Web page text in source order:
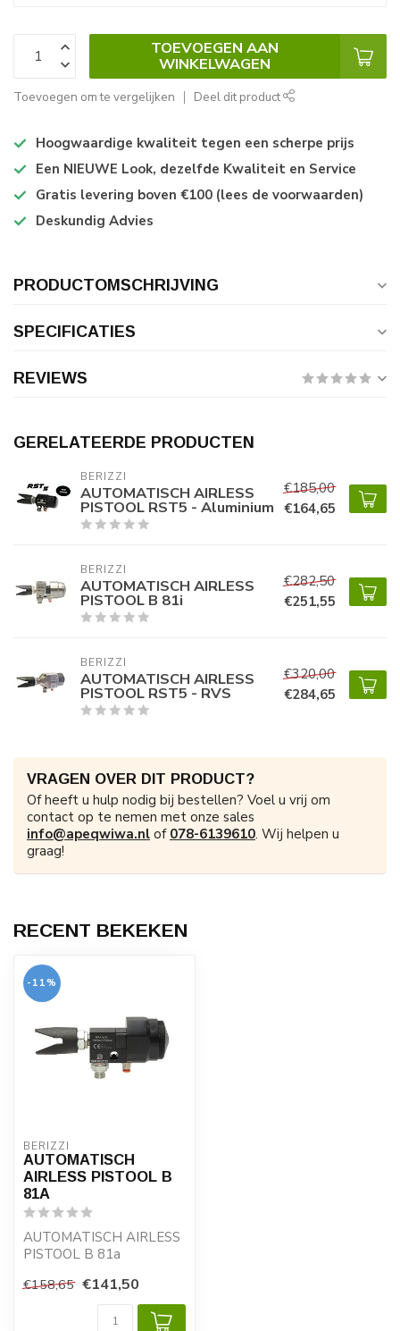
TOEVOEGEN AAN
WINKELWAGEN
Toevoegen om te vergelijken Deel dit product
Hoogwaardige kwaliteit tegen een scherpe prijs
Een NIEUWE Look, dezelfde Kwaliteit en Service
Gratis levering boven €100 (lees de voorwaarden)
Deskundig Advies
PRODUCTOMSCHRIJVING
SPECIFICATIES
REVIEWS
GERELATEERDE PRODUCTEN
BERIZZI
AUTOMATISCH AIRLESS
PISTOOL RST5 - Aluminium
€185,00
€164,65
BERIZZI
AUTOMATISCH AIRLESS
PISTOOL B 81i
€282,50
€251,55
BERIZZI
AUTOMATISCH AIRLESS
PISTOOL RST5 - RVS
€320,00
€284,65
VRAGEN OVER DIT PRODUCT?
Of heeft u hulp nodig bij bestellen? Voel u vrij om
contact op te nemen met onze sales
info@apeqwiwa.nl of 078-6139610. Wij helpen u
graag!
RECENT BEKEKEN
-11%
BERIZZI
AUTOMATISCH
AIRLESS PISTOOL B
81A
AUTOMATISCH AIRLESS
PISTOOL B 81a
€158,65 €141,50